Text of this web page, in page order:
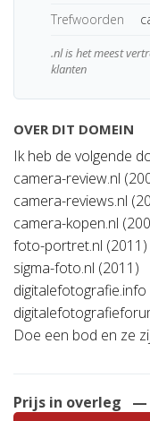
Trefwoorden
.nl is het meest
klanten
OVER DIT DOMEIN
Ik heb de volgende
camera-review.nl
camera-reviews.nl
camera-kopen.nl
foto-portret.nl (2011)
sigma-foto.nl (2011)
digitalefotografie.info
Doe een bod en ze
Prijs in overleg
—